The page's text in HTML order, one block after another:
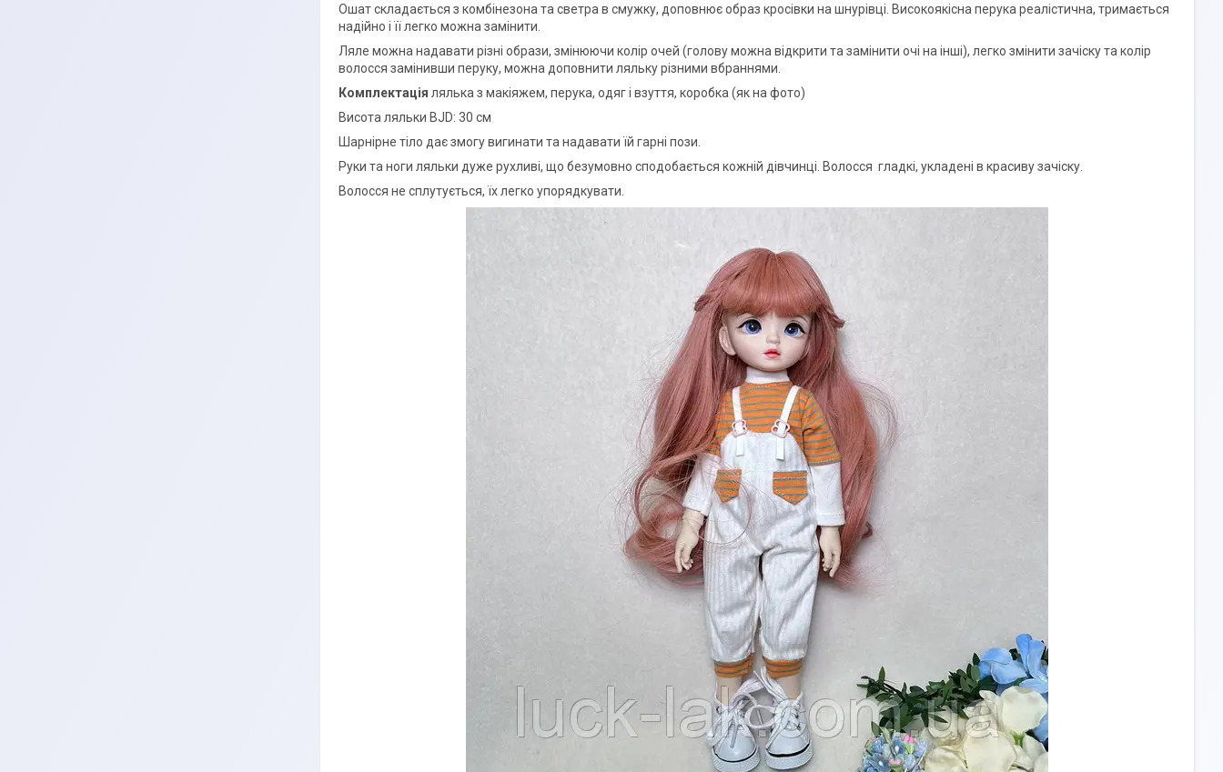
Ошат складається з комбінезона та светра в смужку, доповнює образ кросівки на шнурівці. Високоякісна перука реалістична, тримається
надійно і її легко можна замінити.
Ляле можна надавати різні образи, змінюючи колір очей (голову можна відкрити та замінити очі на інші), легко змінити зачіску та колір
волосся замінивши перуку, можна доповнити ляльку різними вбраннями.
Комплектація лялька з макіяжем, перука, одяг і взуття, коробка (як на фото)
Висота ляльки BJD: 30 см
Шарнірне тіло дає змогу вигинати та надавати їй гарні пози.
Руки та ноги ляльки дуже рухливі, що безумовно сподобається кожній дівчинці. Волосся гладкі, укладені в красиву зачіску.
Волосся не сплутується, їх легко упорядкувати.